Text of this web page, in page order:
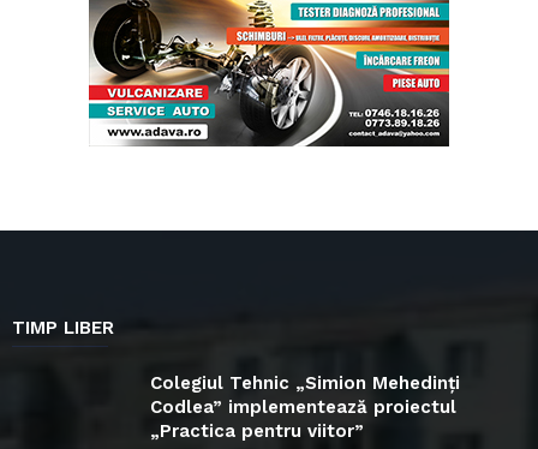
TIMP LIBER
Colegiul Tehnic „Simion Mehedinți
Codlea” implementează proiectul
„Practica pentru viitor”